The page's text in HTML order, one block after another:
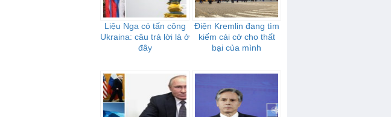
Liệu Nga có tấn công
Ukraina: câu trả lời là ở
đây
Điện Kremlin đang tìm
kiếm cái cớ cho thất
bại của mình